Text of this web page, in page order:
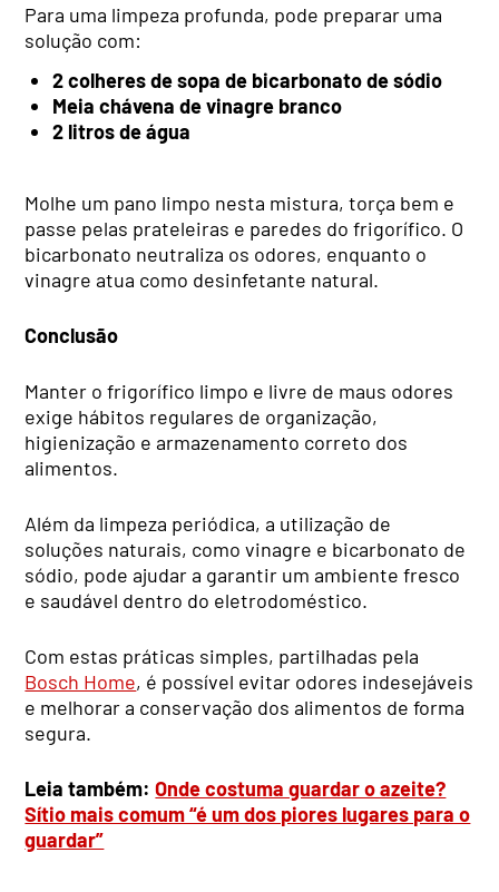
Para uma limpeza profunda, pode preparar uma
solução com:
2 colheres de sopa de bicarbonato de sódio
Meia chávena de vinagre branco
2 litros de água
Molhe um pano limpo nesta mistura, torça bem e
passe pelas prateleiras e paredes do frigorífico. O
bicarbonato neutraliza os odores, enquanto o
vinagre atua como desinfetante natural.
Conclusão
Manter o frigorífico limpo e livre de maus odores
exige hábitos regulares de organização,
higienização e armazenamento correto dos
alimentos.
Além da limpeza periódica, a utilização de
soluções naturais, como vinagre e bicarbonato de
sódio, pode ajudar a garantir um ambiente fresco
e saudável dentro do eletrodoméstico.
Com estas práticas simples, partilhadas pela
Bosch Home, é possível evitar odores indesejáveis
e melhorar a conservação dos alimentos de forma
segura.
Leia também:Onde costuma guardar o azeite?
Sítio mais comum “é um dos piores lugares para o
guardar”